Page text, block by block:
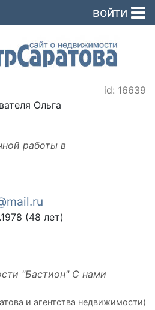
войти
id: 16639
работы в
(48 лет)
"Бастион" С нами
и агентства недвижимости)